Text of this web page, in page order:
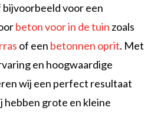
bijvoorbeeld voor een
beton voor in de tuin zoals
of een betonnen oprit. Met
en hoogwaardige
wij een perfect resultaat
hebben grote en kleine